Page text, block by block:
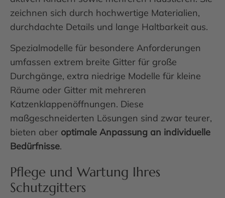
zeichnen sich durch hochwertige Materialien,
durchdachte Details und lange Haltbarkeit aus.
Spezialmodelle für besondere Anforderungen
umfassen extrem breite Gitter für große
Durchgänge, extra niedrige Modelle für kleine
Räume oder Gitter mit mehreren
Katzenklappenöffnungen. Diese
maßgeschneiderten Lösungen sind zwar teurer,
bieten aber optimale Anpassung an individuelle
Bedürfnisse.
Pflege und Wartung Ihres
Schutzgitters